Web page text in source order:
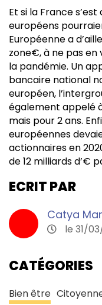
Et si la France
européens
Européenne a
zone€, à ne pas
la pandémie. Un
bancaire national
européen,
également appelé
mais pour 2 ans.
européennes
actionnaires en
de 12 milliards d’€
ECRIT PAR
Catya
le 31/
CATÉGORIES
Bien être